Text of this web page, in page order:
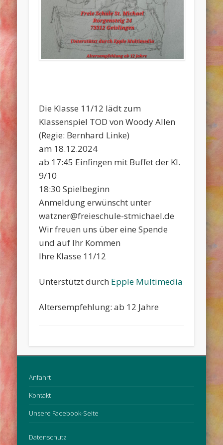
Die Klasse 11/12 lädt zum
Klassenspiel TOD von Woody Allen
(Regie: Bernhard Linke)
am 18.12.2024
ab 17:45 Einfingen mit Buffet der Kl.
9/10
18:30 Spielbeginn
Anmeldung erwünscht unter
watzner@freieschule-stmichael.de
Wir freuen uns über eine Spende
und auf Ihr Kommen
Ihre Klasse 11/12
Unterstützt durch Epple Multimedia
Altersempfehlung: ab 12 Jahre
Anfahrt
Kontakt
Unsere Facebook-Seite
Datenschutz